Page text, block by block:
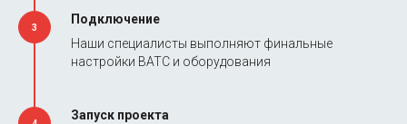
3
Подключение
Наши специалисты выполняют финальные
настройки ВАТС и оборудования
Запуск проекта